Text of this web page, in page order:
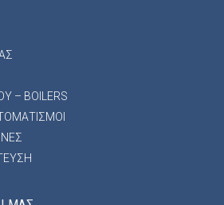
– BOILERS